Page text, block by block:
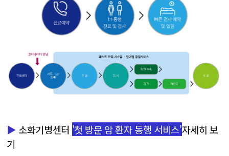
▶ 소화기병센터 '첫 방문 암 환자 동행 서비스'자세히 보
기